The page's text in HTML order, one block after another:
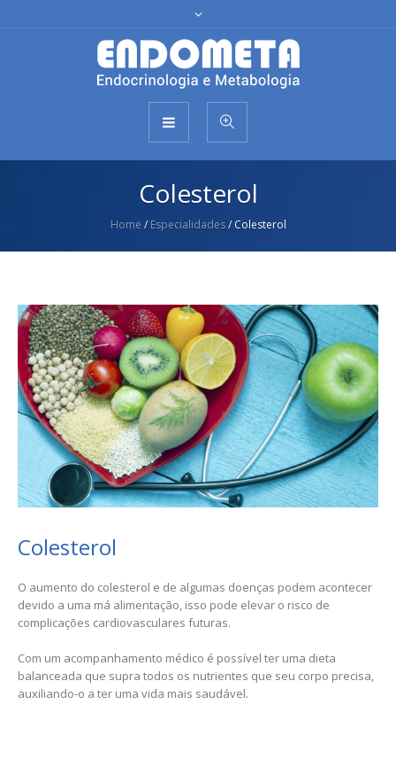
Colesterol
Home / Especialidades / Colesterol
Colesterol
O aumento do colesterol e de algumas doenças podem acontecer
devido a uma má alimentação, isso pode elevar o risco de
complicações cardiovasculares futuras.
Com um acompanhamento médico é possível ter uma dieta
balanceada que supra todos os nutrientes que seu corpo precisa,
auxiliando-o a ter uma vida mais saudável.